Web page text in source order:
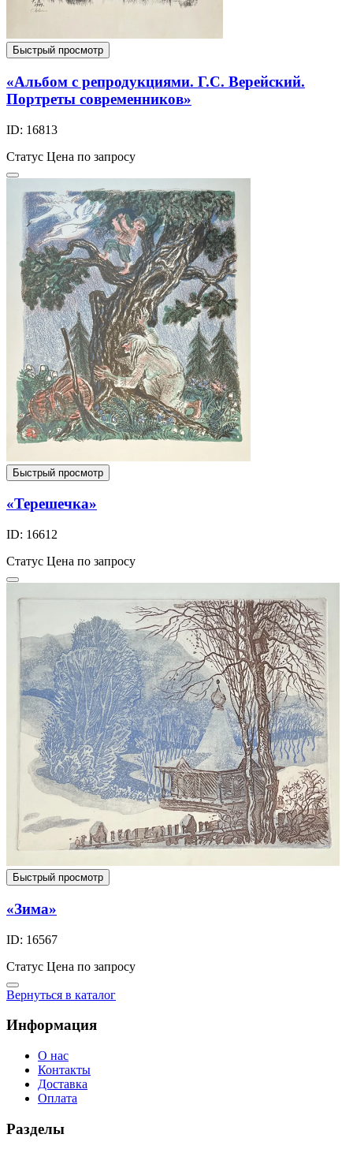
Быстрый просмотр
«Альбом с репродукциями. Г.С. Верейский.
Портреты современников»
ID: 16813
Статус Цена по запросу
Быстрый просмотр
«Терешечка»
ID: 16612
Статус Цена по запросу
Быстрый просмотр
«Зима»
ID: 16567
Статус Цена по запросу
Вернуться в каталог
Информация
О нас
Контакты
Доставка
Оплата
Разделы